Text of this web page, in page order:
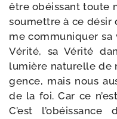
être obéis­sant toute
sou­mettre à ce désir
me com­mu­ni­quer
Vérité, sa Vérité
lumière natu­relle
gence, mais nous
de la foi. Car ce
C’est